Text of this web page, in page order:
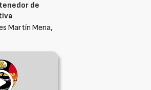
de
Martín Mena,